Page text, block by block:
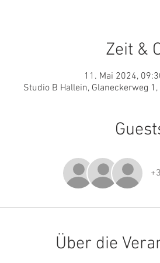
Zeit &
11. Mai 2024,
Studio B Hallein, Glaneckerweg
Über die